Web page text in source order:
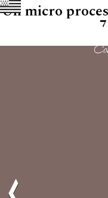
Un micro